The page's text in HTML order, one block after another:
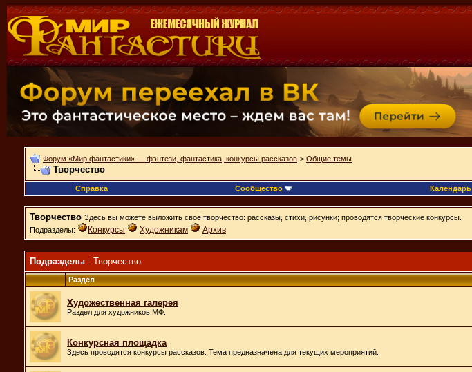
Форум «Мир фантастики» — фэнтези, фантастика, конкурсы рассказов > Общие темы
Творчество
Справка
Сообщество Календарь
Творчество Здесь вы можете выложить своё творчество: рассказы, стихи, рисунки; проводятся творческие конкурсы.
Подразделы:
Конкурсы Художникам Архив
Подразделы : Творчество
Раздел
Художественная галерея
Раздел для художников МФ.
Конкурсная площадка
Здесь проводятся конкурсы рассказов. Тема предназначена для текущих мероприятий.